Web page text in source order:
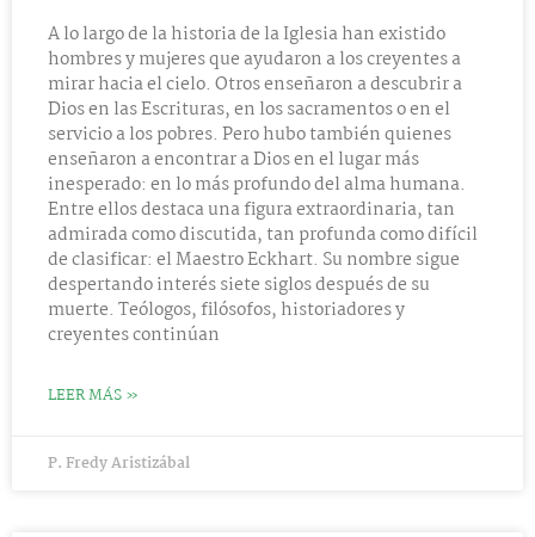
A lo largo de la historia de la Iglesia han existido
hombres y mujeres que ayudaron a los creyentes a
mirar hacia el cielo. Otros enseñaron a descubrir a
Dios en las Escrituras, en los sacramentos o en el
servicio a los pobres. Pero hubo también quienes
enseñaron a encontrar a Dios en el lugar más
inesperado: en lo más profundo del alma humana.
Entre ellos destaca una figura extraordinaria, tan
admirada como discutida, tan profunda como difícil
de clasificar: el Maestro Eckhart. Su nombre sigue
despertando interés siete siglos después de su
muerte. Teólogos, filósofos, historiadores y
creyentes continúan
LEER MÁS »
P. Fredy Aristizábal